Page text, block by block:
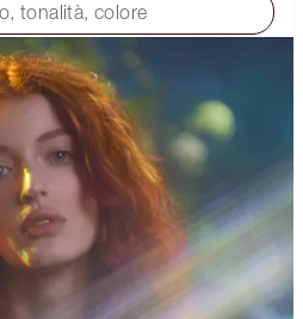
tonalità, colore